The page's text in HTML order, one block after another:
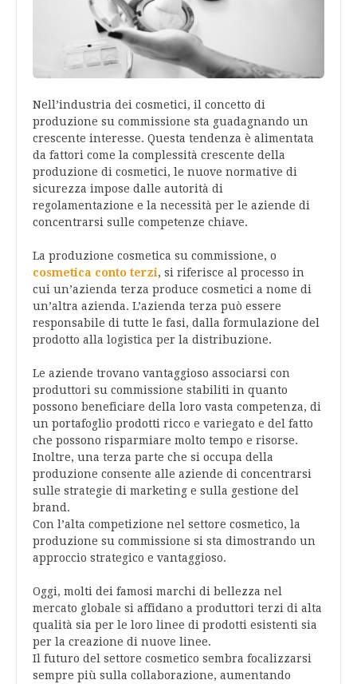
Nell’industria dei cosmetici, il concetto di
produzione su commissione sta guadagnando un
crescente interesse. Questa tendenza è alimentata
da fattori come la complessità crescente della
produzione di cosmetici, le nuove normative di
sicurezza impose dalle autorità di
regolamentazione e la necessità per le aziende di
concentrarsi sulle competenze chiave.
La produzione cosmetica su commissione, o
cosmetica conto terzi, si riferisce al processo in
cui un’azienda terza produce cosmetici a nome di
un’altra azienda. L’azienda terza può essere
responsabile di tutte le fasi, dalla formulazione del
prodotto alla logistica per la distribuzione.
Le aziende trovano vantaggioso associarsi con
produttori su commissione stabiliti in quanto
possono beneficiare della loro vasta competenza, di
un portafoglio prodotti ricco e variegato e del fatto
che possono risparmiare molto tempo e risorse.
Inoltre, una terza parte che si occupa della
produzione consente alle aziende di concentrarsi
sulle strategie di marketing e sulla gestione del
brand.
Con l’alta competizione nel settore cosmetico, la
produzione su commissione si sta dimostrando un
approccio strategico e vantaggioso.
Oggi, molti dei famosi marchi di bellezza nel
mercato globale si affidano a produttori terzi di alta
qualità sia per le loro linee di prodotti esistenti sia
per la creazione di nuove linee.
Il futuro del settore cosmetico sembra focalizzarsi
sempre più sulla collaborazione, aumentando